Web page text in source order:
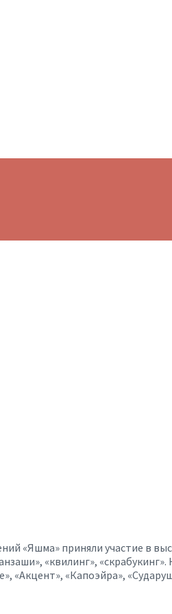
«Яшма» приняли участие в
«квилинг»,
«Акцент», «Капоэйра»,